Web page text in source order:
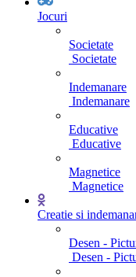
Jocuri
Societate
Societate
Indemanare
Indemanare
Educative
Educative
Magnetice
Magnetice
Creatie si
Desen -
Desen -